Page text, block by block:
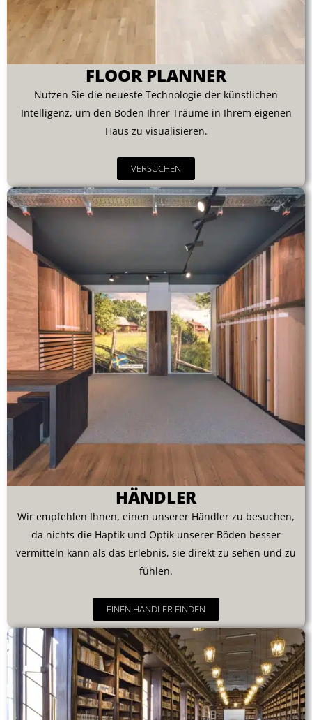
FLOOR PLANNER
Nutzen Sie die neueste Technologie der künstlichen
Intelligenz, um den Boden Ihrer Träume in Ihrem eigenen
Haus zu visualisieren.
VERSUCHEN
HÄNDLER
Wir empfehlen Ihnen, einen unserer Händler zu besuchen,
da nichts die Haptik und Optik unserer Böden besser
vermitteln kann als das Erlebnis, sie direkt zu sehen und zu
fühlen.
EINEN HÄNDLER FINDEN